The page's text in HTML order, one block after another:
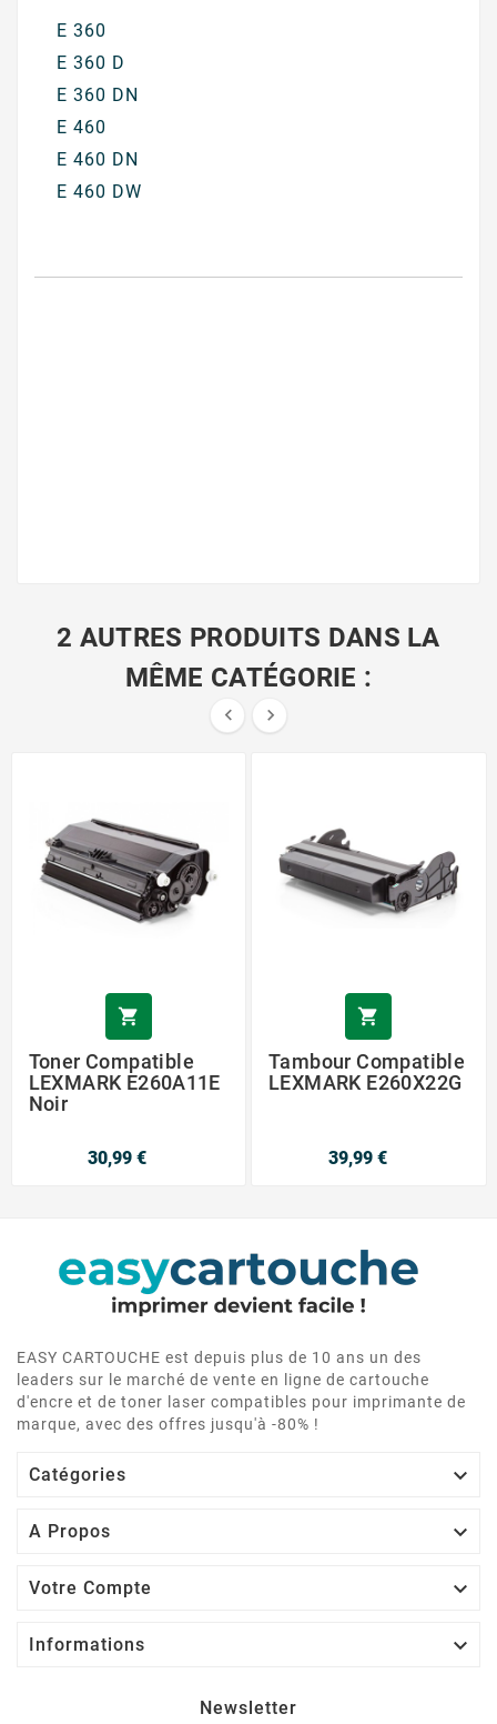
E 360
E 360 D
E 360 DN
E 460
E 460 DN
E 460 DW
2 AUTRES PRODUITS DANS LA
MÊME CATÉGORIE :
 

Toner Compatible
LEXMARK E260A11E
Noir
30,99 €

Tambour Compatible
LEXMARK E260X22G
39,99 €
EASY CARTOUCHE est depuis plus de 10 ans un des
leaders sur le marché de vente en ligne de cartouche
d'encre et de toner laser compatibles pour imprimante de
marque, avec des offres jusqu'à -80% !
Catégories 
A Propos 
Votre Compte 
Informations 
Newsletter